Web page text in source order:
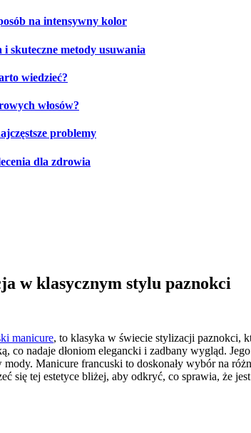
na intensywny kolor
skuteczne metody usuwania
wiedzieć?
włosów?
problemy
dla zdrowia
w klasycznym stylu paznokci
manicure, to klasyka w świecie stylizacji paznokci,
co nadaje dłoniom elegancki i zadbany wygląd.
Manicure francuski to doskonały wybór na
się tej estetyce bliżej, aby odkryć, co sprawia, że